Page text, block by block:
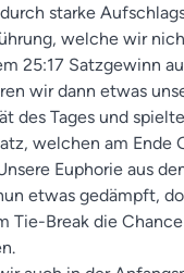
starke
welche wir
25:17 Satzgewinn
wir dann etwas
des Tages und
welchen am Ende
Euphorie aus
etwas gedämpft,
Tie-Break die